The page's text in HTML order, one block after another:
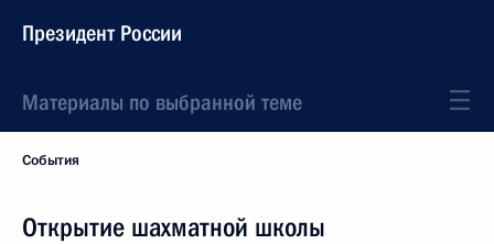
Президент России
Материалы по выбранной теме
События
Открытие шахматной школы